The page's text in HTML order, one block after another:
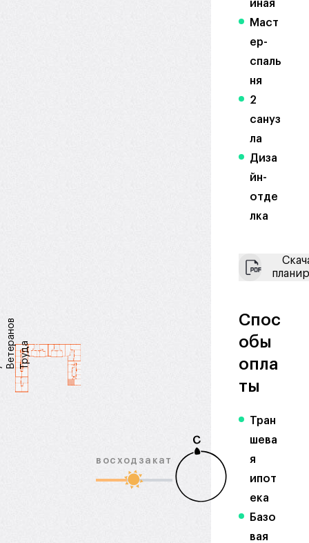
р
ва
восход закат
С
иная
Маст
ер-
спаль
ня
2
сануз
ла
Диза
йн-
отде
лка
Спос
обы
опла
ты
Тран
шева
я
ипот
ека
Базо
вая